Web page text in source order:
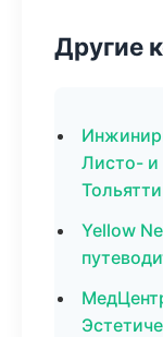
Другие
Листо- и
Тольятти
Yellow